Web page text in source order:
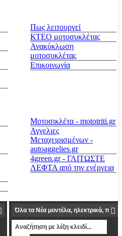
Πως λειτουργεί
ΚΤΕΟ μοτοσυκλέτας
Ανακύκλωση
μοτοσυκλέτας
Επικοινωνία
Μοτοσικλέτα - mototriti.gr
Αγγελιες
Μεταχειρισμένων -
autoaggelies.gr
4green.gr - ΓΛΙΤΩΣΤΕ
ΛΕΦΤΑ από την ενέργεια